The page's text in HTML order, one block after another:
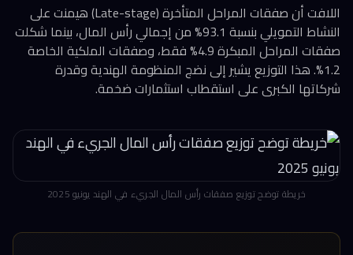
اللافت أن صفقات المراحل المتأخرة (Late-stage) هيمنت على
النشاط التمويلي بنسبة 93.1% من إجمالي رأس المال، بينما شكلت
صفقات المراحل المبكرة 4.9% فقط، وصفقات الملكية الخاصة
1.2%. هذا التوزيع يشير إلى نضج المنظومة الهندية وقدرة
شركاتها الكبرى على استقطاب استثمارات ضخمة.
خريطة توضح توزيع صفقات رأس المال الجريء في الهند يونيو 2025